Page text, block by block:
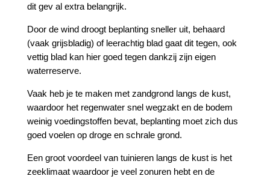
dit gev al extra belangrijk.
Door de wind droogt beplanting sneller uit, behaard
(vaak grijsbladig) of leerachtig blad gaat dit tegen, ook
vettig blad kan hier goed tegen dankzij zijn eigen
waterreserve.
Vaak heb je te maken met zandgrond langs de kust,
waardoor het regenwater snel wegzakt en de bodem
weinig voedingstoffen bevat, beplanting moet zich dus
goed voelen op droge en schrale grond.
Een groot voordeel van tuinieren langs de kust is het
zeeklimaat waardoor je veel zonuren hebt en de